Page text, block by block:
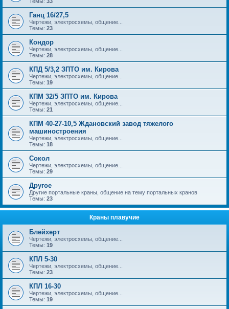
Ганц 16/27,5
Чертежи, электросхемы, общение...
Темы: 23
Кондор
Чертежи, электросхемы, общение...
Темы: 28
КПД 5/3,2 ЗПТО им. Кирова
Чертежи, электросхемы, общение...
Темы: 19
КПМ 32/5 ЗПТО им. Кирова
Чертежи, электросхемы, общение...
Темы: 21
КПМ 40-27-10,5 Ждановский завод тяжелого
машиностроения
Чертежи, электросхемы, общение...
Темы: 18
Сокол
Чертежи, электросхемы, общение...
Темы: 29
Другое
Другие портальные краны, общение на тему портальных кранов
Темы: 23
Краны плавучие
Блейхерт
Чертежи, электросхемы, общение...
Темы: 19
КПЛ 5-30
Чертежи, электросхемы, общение...
Темы: 23
КПЛ 16-30
Чертежи, электросхемы, общение...
Темы: 19